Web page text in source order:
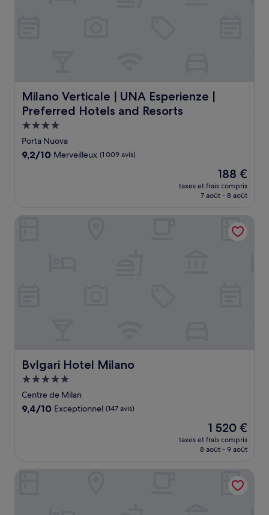
Milano Verticale | UNA Esperienze |
Preferred Hotels and Resorts
Milano Verticale | UNA Esperienze | Preferred Hotels
Hébergement
4.0 étoiles
Porta Nuova
9.2
9,2/10 Merveilleux (1 009 avis)
Le
nouveau
prix
de
188 €
188 €
taxes et frais compris
7 août - 8 août
Bvlgari Hotel Milano
Bvlgari Hotel Milano
Hébergement
5.0 étoiles
Centre de Milan
9.4
9,4/10 Exceptionnel (147 avis)
Le
nouveau
prix
1 520 €
1 520 €
taxes et frais compris
8 août - 9 août